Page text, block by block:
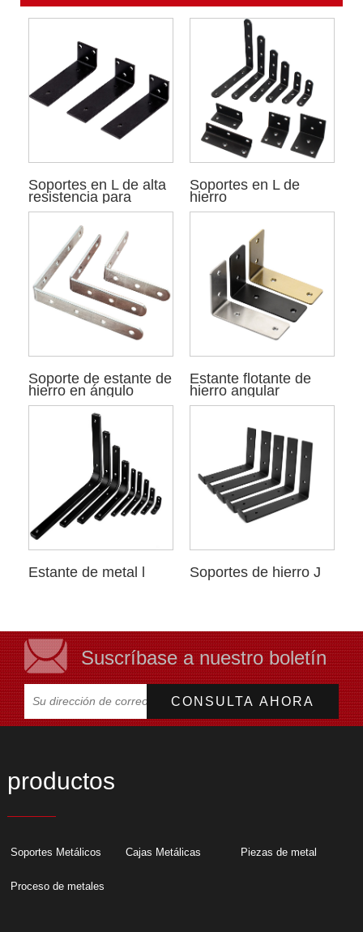
Soportes en L de alta
resistencia para
estantes
Soportes en L de
hierro
Soporte de estante de
hierro en ángulo
Estante flotante de
hierro angular
Estante de metal l Soportes de hierro J
Suscríbase a nuestro boletín
productos
Soportes Metálicos Cajas Metálicas Piezas de metal
Proceso de metales